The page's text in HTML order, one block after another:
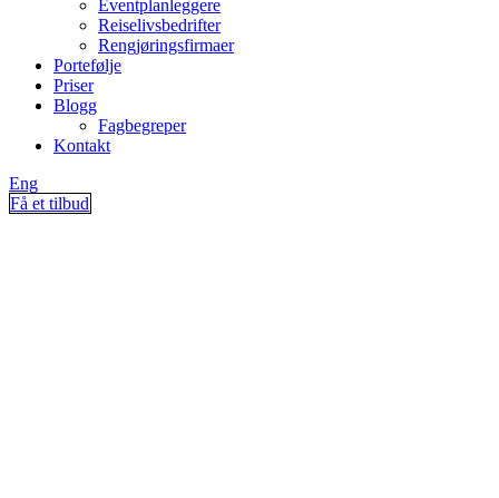
Eventplanleggere
Reiselivsbedrifter
Rengjøringsfirmaer
Portefølje
Priser
Blogg
Fagbegreper
Kontakt
Eng
Få et tilbud